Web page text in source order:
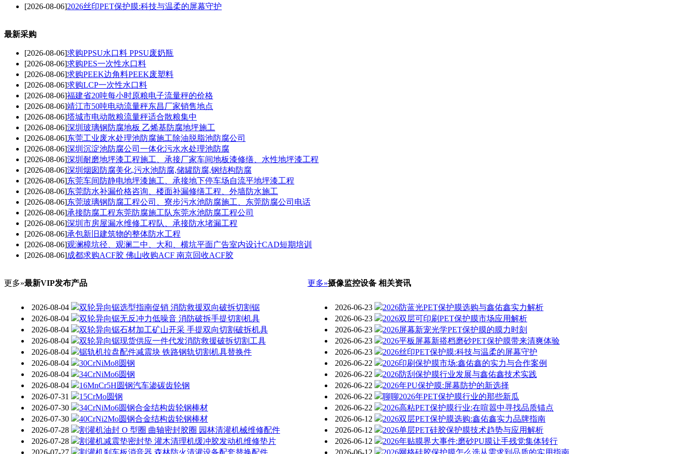
[2026-08-06]2026丝印PET保护膜:科技与温柔的屏幕守护
最新采购
[2026-08-06]求购PPSU水口料 PPSU废奶瓶
[2026-08-06]求购PES一次性水口料
[2026-08-06]求购PEEK边角料PEEK废塑料
[2026-08-06]求购LCP一次性水口料
[2026-08-06]福建省20吨每小时原粮电子流量秤的价格
[2026-08-06]靖江市50吨电动流量秤东昌厂家销售地点
[2026-08-06]塔城市电动散粮流量秤适合散粮集中
[2026-08-06]深圳玻璃钢防腐地板 乙烯基防腐地坪施工
[2026-08-06]东莞工业废水处理池防腐施工除油脱脂池防腐公司
[2026-08-06]深圳沉淀池防腐公司一体化污水水处理池防腐
[2026-08-06]深圳耐磨地坪漆工程施工、承接厂家车间地板漆修缮、水性地坪漆工程
[2026-08-06]深圳烟囱防腐美化,污水池防腐,储罐防腐,钢结构防腐
[2026-08-06]东莞车间防静电地坪漆施工、承接地下停车场自流平地坪漆工程
[2026-08-06]东莞防水补漏价格咨询、楼面补漏修缮工程、外墙防水施工
[2026-08-06]东莞玻璃钢防腐工程公司、寮步污水池防腐施工、东莞防腐公司电话
[2026-08-06]承接防腐工程东莞防腐施工队东莞水池防腐工程公司
[2026-08-06]深圳市房屋漏水维修工程队、承接防水堵漏工程
[2026-08-06]承包新旧建筑物的整体防水工程
[2026-08-06]观澜樟坑径、观澜二中、大和、横坑平面广告室内设计CAD短期培训
[2026-08-06]成都求购ACF胶 佛山收购ACF 南京回收ACF胶
更多»最新VIP发布产品
2026-08-04
双轮异向锯选型指南促销 消防救援双向破拆切割锯
2026-08-04
双轮异向锯无反冲力低噪音 消防破拆手提切割机具
2026-08-04
双轮异向锯石材加工矿山开采 手提双向切割破拆机具
2026-08-04
双轮异向锯现货供应一件代发消防救援破拆切割工具
2026-08-04
锯轨机拉盘配件减震块 铁路钢轨切割机具替换件
2026-08-04
30CrNiMo8圆钢
2026-08-04
34CrNiMo6圆钢
2026-08-04
16MnCr5H圆钢汽车渗碳齿轮钢
2026-07-31
15CrMo圆钢
2026-07-30
34CrNiMo6圆钢合金结构齿轮钢棒材
2026-07-30
40CrNi2Mo圆钢合金结构齿轮钢棒材
2026-07-28
割灌机油封 O 型圈 曲轴密封胶圈 园林清灌机械维修配件
2026-07-28
割灌机减震垫密封垫 灌木清理机缓冲胶发动机维修垫片
2026-07-27
割灌机刹车板消音器 森林防火清灌设备配套替换配件
更多»摄像监控设备 相关资讯
2026-06-23
2026防蓝光PET保护膜选购与鑫佑鑫实力解析
2026-06-23
2026双层可印刷PET保护膜市场应用解析
2026-06-23
2026屏幕新宠光学PET保护膜的膜力时刻
2026-06-23
2026平板屏幕新搭档磨砂PET保护膜带来清爽体验
2026-06-23
2026丝印PET保护膜:科技与温柔的屏幕守护
2026-06-22
2026印刷保护膜市场:鑫佑鑫的实力与合作案例
2026-06-22
2026防刮保护膜行业发展与鑫佑鑫技术实践
2026-06-22
2026年PU保护膜:屏幕防护的新选择
2026-06-22
聊聊2026年PET保护膜行业的那些新瓜
2026-06-22
2026高粘PET保护膜行业:在喧嚣中寻找品质锚点
2026-06-12
2026双层PET保护膜选购:鑫佑鑫实力品牌指南
2026-06-12
2026单层PET硅胶保护膜技术趋势与应用解析
2026-06-12
2026年贴膜界大事件:磨砂PU膜让手残党集体转行
2026-06-12
2026网格硅胶保护膜怎么选从需求到品质的实用指南